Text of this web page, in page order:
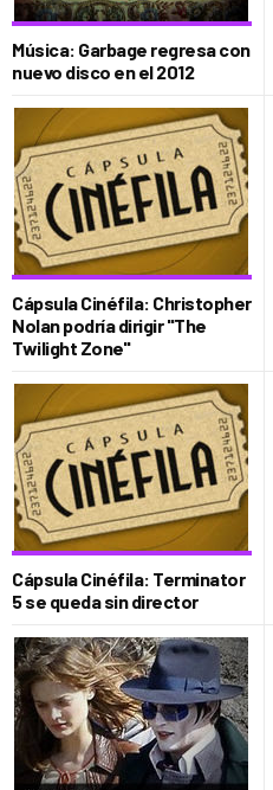
Música: Garbage regresa con
nuevo disco en el 2012
Cápsula Cinéfila: Christopher
Nolan podría dirigir "The
Twilight Zone"
Cápsula Cinéfila: Terminator
5 se queda sin director